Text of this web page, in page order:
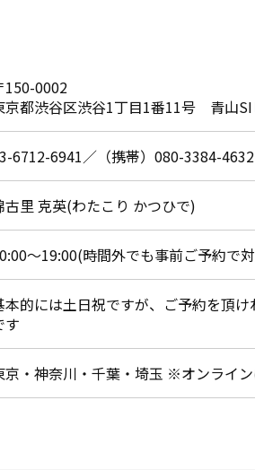
150-0002
京都渋谷区渋谷1丁目1番11号 青山
6712-6941／（携帯）080-3384-4632
古里 克英(わたこり かつひで)
～19:00(時間外でも事前ご予約で
本的には土日祝ですが、ご予約を頂
す
京・神奈川・千葉・埼玉 ※オンライ